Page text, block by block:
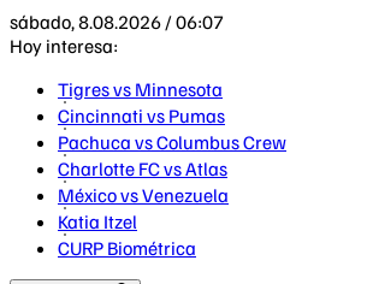
sábado, 8.08.2026 / 06:07
Hoy interesa:
Tigres vs Minnesota
Cincinnati vs Pumas
Pachuca vs Columbus Crew
Charlotte FC vs Atlas
México vs Venezuela
Katia Itzel
CURP Biométrica